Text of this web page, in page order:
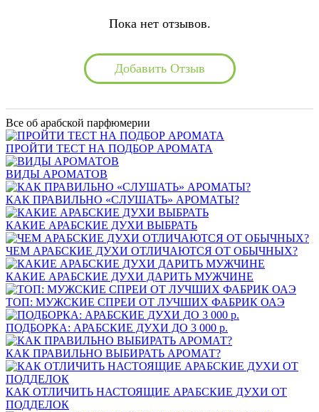
Пока нет отзывов.
Добавить Отзыв
Все об арабской парфюмерии
ПРОЙТИ ТЕСТ НА ПОДБОР АРОМАТА
ВИДЫ АРОМАТОВ
КАК ПРАВИЛЬНО «СЛУШАТЬ» АРОМАТЫ?
КАКИЕ АРАБСКИЕ ДУХИ ВЫБРАТЬ
ЧЕМ АРАБСКИЕ ДУХИ ОТЛИЧАЮТСЯ ОТ ОБЫЧНЫХ?
КАКИЕ АРАБСКИЕ ДУХИ ДАРИТЬ МУЖЧИНЕ
ТОП: МУЖСКИЕ СПРЕИ ОТ ЛУЧШИХ ФАБРИК ОАЭ
ПОДБОРКА: АРАБСКИЕ ДУХИ ДО 3 000 р.
КАК ПРАВИЛЬНО ВЫБИРАТЬ АРОМАТ?
КАК ОТЛИЧИТЬ НАСТОЯЩИЕ АРАБСКИЕ ДУХИ ОТ
ПОДДЕЛОК